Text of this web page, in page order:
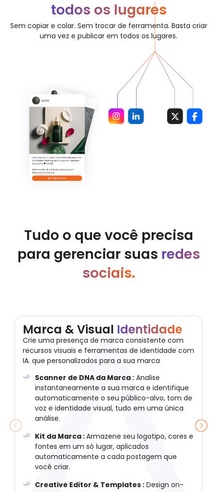
todos os lugares
Sem copiar e colar. Sem trocar de ferramenta. Basta criar
uma vez e publicar em todos os lugares.
Tudo o que você precisa
para gerenciar suas redes
sociais.
Marca & Visual Identidade
Crie uma presença de marca consistente com
recursos visuais e ferramentas de identidade com
IA. que personalizados para a sua marca
Scanner de DNA da Marca : Analise
instantaneamente a sua marca e identifique
automaticamente o seu público-alvo, tom de
voz e identidade visual, tudo em uma única
análise.
Kit da Marca :Armazene seu logotipo, cores e
fontes em um só lugar, aplicados
automaticamente a cada postagem que
você criar.
Creative Editor & Templates : Design on-